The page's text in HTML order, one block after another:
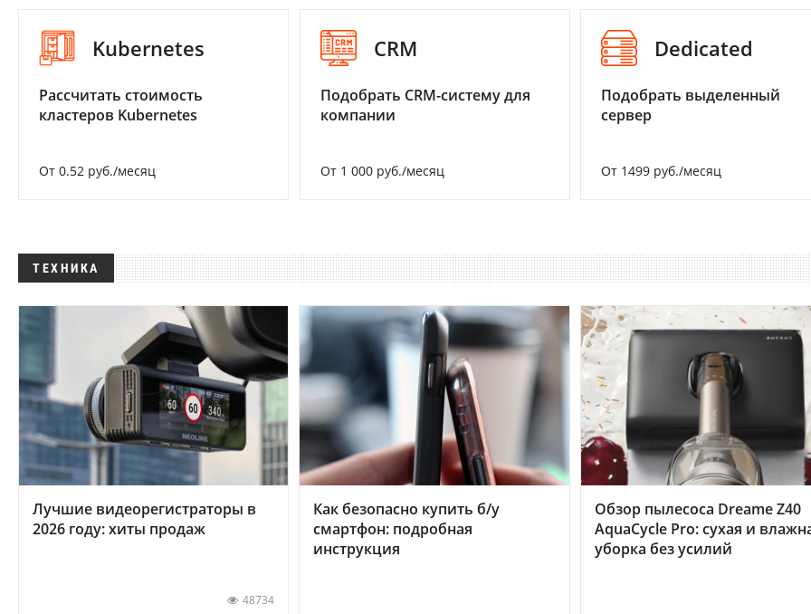
Kubernetes
Рассчитать стоимость
кластеров Kubernetes
От 0.52 руб./месяц
CRM
Подобрать CRM-систему для
компании
От 1 000 руб./месяц
Dedicated
Подобрать выделенный
сервер
От 1499 руб./месяц
ТЕХНИКА
Лучшие видеорегистраторы в
2026 году: хиты продаж
48734
Как безопасно купить б/у
смартфон: подробная
инструкция
Обзор пылесоса Dreame Z40
AquaCycle Pro: сухая и
уборка без усилий